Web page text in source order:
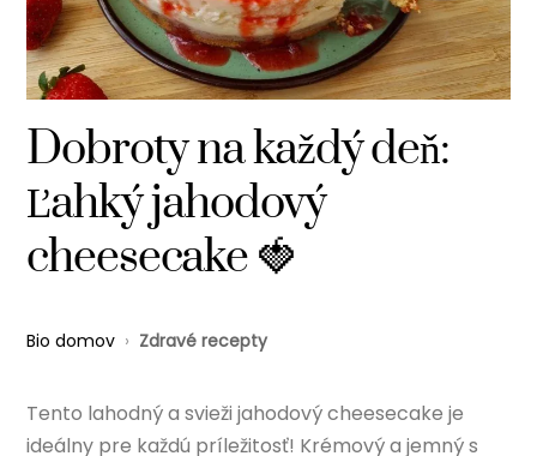
Dobroty na každý deň:
Ľahký jahodový
cheesecake 🍓
Bio domov › Zdravé recepty
Tento lahodný a svieži jahodový cheesecake je
ideálny pre každú príležitosť! Krémový a jemný s